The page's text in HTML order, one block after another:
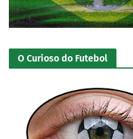
O Curioso do Futebol